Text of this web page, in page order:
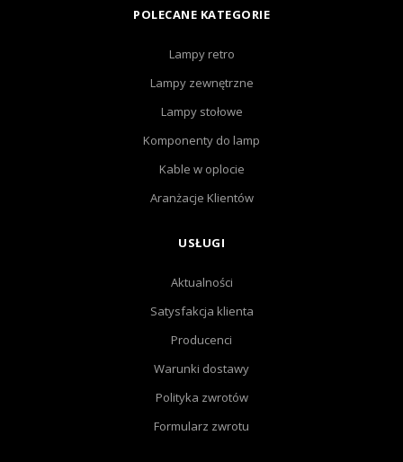
POLECANE KATEGORIE
Lampy retro
Lampy zewnętrzne
Lampy stołowe
Komponenty do lamp
Kable w oplocie
Aranżacje Klientów
USŁUGI
Aktualności
Satysfakcja klienta
Producenci
Warunki dostawy
Polityka zwrotów
Formularz zwrotu